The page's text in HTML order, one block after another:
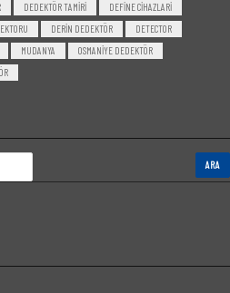
DEDEKTÖR TAMIRI
DEFINE CIHAZLARI
DERIN DEDEKTÖR
DETECTOR
MUDANYA
OSMANIYE DEDEKTÖR